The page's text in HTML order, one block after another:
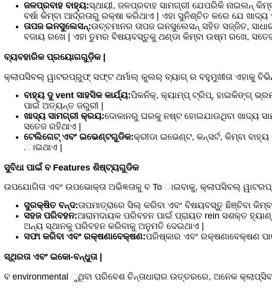
ଜଳପ୍ରବାହ ବାହ୍ୟ:ସ୍ଥାୟୀ, ଜଳପ୍ରବାହ ସାମଗ୍ରୀ ଯେପରିକି ନାଇଲନ୍
ବର୍ଷା କିମ୍ବା ଆର୍ଦ୍ରତାରୁ ରକ୍ଷା କରିଥାଏ | ଏହା ସୁନିଶ୍ଚିତ କରେ ଯେ
ତାପଜ ଇନସୁଲେସନ୍:ଉଚ୍ଚମାନର ତାପଜ ଇନସୁଲେସନ୍ ସହିତ ସଜ୍ଜିତ,
ବଜାୟ ରଖେ | ଏହା ତୁମର ବିଷୟବସ୍ତୁକୁ ଥଣ୍ଡା କିମ୍ବା ଉଷ୍ମ ରଖେ,
ବ୍ୟବହାରିକ ପ୍ରୟୋଗଗୁଡ଼ିକ |
କ୍ଲାପସିବଲ୍ ୱାଟରପ୍ରୁଫ୍ ସଫ୍ଟ ଥର୍ମାଲ୍ କୁଲର୍ ବ୍ୟାଗ୍ ର ବହୁମୁଖୀତା ଏହାକୁ
ବାହ୍ୟ ଦୁ vent ସାହସିକ କାର୍ଯ୍ୟ:ପିକନିକ୍, କ୍ୟାମ୍ପ୍ ଟ୍ରିପ୍, ହାଇକିଙ୍ଗ୍
ପାଇଁ ଅତ୍ୟନ୍ତ ଜରୁରୀ |
ଖାଦ୍ୟ ସାମଗ୍ରୀ କ୍ରୟ:ଦୋକାନରୁ ଘରକୁ ନଷ୍ଟ ହୋଇଯାଉଥିବା ଖାଦ୍ୟ
ସତେଜ ରହିଥାଏ |
ଟେଲିଗେଟ୍ ଏବଂ ଇଭେଣ୍ଟଗୁଡିକ:କ୍ରୀଡା ଇଭେଣ୍ଟ, କନ୍ସର୍ଟ, କିମ୍ବା
.ାଇଥାଏ |
ସୁବିଧା ପାଇଁ ବ Features ଶିଷ୍ଟ୍ୟଗୁଡିକ
ଉପଯୋଗିତା ଏବଂ ଉପଭୋକ୍ତା ଅଭିଜ୍ଞତାକୁ ବ To ାଇବାକୁ, କ୍ଲାପସିବଲ୍
ସୁରକ୍ଷିତ ବନ୍ଦ:ତାପମାତ୍ରାରେ ସିଲ୍ କରିବା ଏବଂ ବିଷୟବସ୍ତୁ ଛିଞ୍ଚିବା
ସହଜ ପରିବହନ:ଆରାମଦାୟକ ପରିବହନ ପାଇଁ ପ୍ରାୟତ rein ସଶକ୍ତ
ଅନ୍ୟ ସ୍ଥାନକୁ ପରିବହନ କରିବାକୁ ଅନୁମତି ଦେଇଥାଏ |
ସଫା କରିବା ଏବଂ ରକ୍ଷଣାବେକ୍ଷଣ:ପରିଷ୍କାର ଏବଂ ରକ୍ଷଣାବେକ୍ଷଣ
ସ୍ଥିରତା ଏବଂ ଇକୋ-ବନ୍ଧୁତା |
ବ environmental ୁଥିବା ପରିବେଶ ଚିନ୍ତାଧାରାର ଉତ୍ତରରେ, ଅନେକ